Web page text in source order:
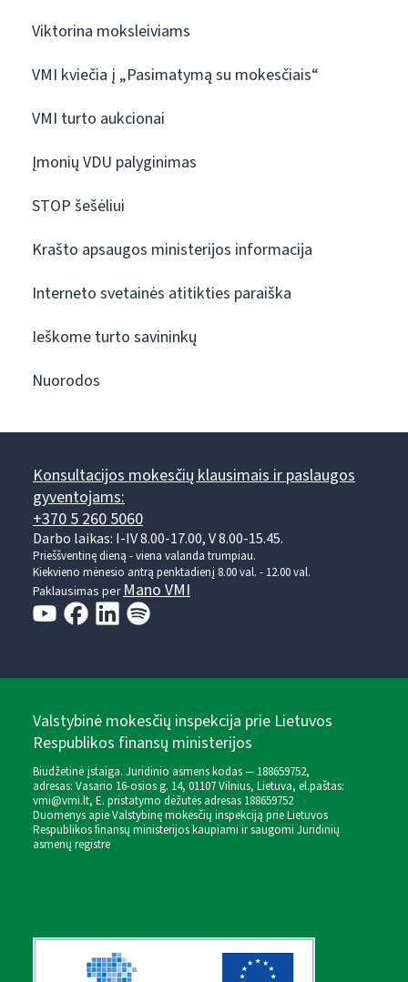
Viktorina moksleiviams
VMI kviečia į „Pasimatymą su mokesčiais“
VMI turto aukcionai
Įmonių VDU palyginimas
STOP šešėliui
Krašto apsaugos ministerijos informacija
Interneto svetainės atitikties paraiška
Ieškome turto savininkų
Nuorodos
Konsultacijos mokesčių klausimais ir paslaugos
gyventojams:
+370 5 260 5060
Darbo laikas: I-IV 8.00-17.00, V 8.00-15.45.
Prieššventinę dieną - viena valanda trumpiau.
Kiekvieno mėnesio antrą penktadienį 8.00 val. - 12.00 val.
Paklausimas perMano VMI
Valstybinė mokesčių inspekcija prie Lietuvos
Respublikos finansų ministerijos
Biudžetinė įstaiga. Juridinio asmens kodas — 188659752,
adresas: Vasario 16-osios g. 14, 01107 Vilnius, Lietuva, el.paštas:
vmi@vmi.lt, E. pristatymo dėžutės adresas 188659752
Duomenys apie Valstybinę mokesčių inspekciją prie Lietuvos
Respublikos finansų ministerijos kaupiami ir saugomi Juridinių
asmenų registre